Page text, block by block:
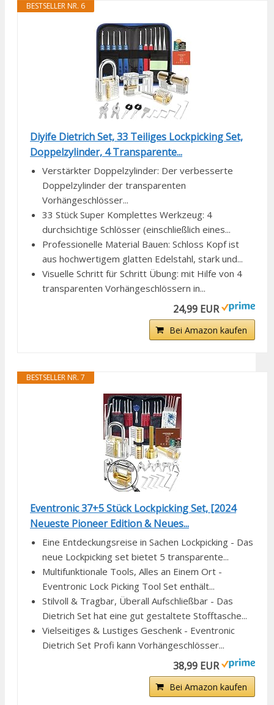
BESTSELLER NR. 6
Diyife Dietrich Set, 33 Teiliges Lockpicking Set,
Doppelzylinder, 4 Transparente...
Verstärkter Doppelzylinder: Der verbesserte
Doppelzylinder der transparenten
Vorhängeschlösser...
33 Stück Super Komplettes Werkzeug: 4
durchsichtige Schlösser (einschließlich eines...
Professionelle Material Bauen: Schloss Kopf ist
aus hochwertigem glatten Edelstahl, stark und...
Visuelle Schritt für Schritt Übung: mit Hilfe von 4
transparenten Vorhängeschlössern in...
24,99 EUR
Bei Amazon kaufen
BESTSELLER NR. 7
Eventronic 37+5 Stück Lockpicking Set, [2024
Neueste Pioneer Edition & Neues...
Eine Entdeckungsreise in Sachen Lockpicking - Das
neue Lockpicking set bietet 5 transparente...
Multifunktionale Tools, Alles an Einem Ort -
Eventronic Lock Picking Tool Set enthält...
Stilvoll & Tragbar, Überall Aufschließbar - Das
Dietrich Set hat eine gut gestaltete Stofftasche...
Vielseitiges & Lustiges Geschenk - Eventronic
Dietrich Set Profi kann Vorhängeschlösser...
38,99 EUR
Bei Amazon kaufen